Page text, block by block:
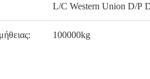
L/C Western Union D/P
100000kg